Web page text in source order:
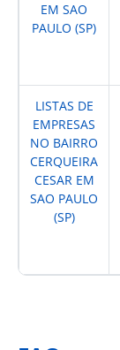
EM SAO
PAULO (SP)
LISTAS DE
EMPRESAS
NO BAIRRO
CERQUEIRA
CESAR EM
SAO PAULO
(SP)